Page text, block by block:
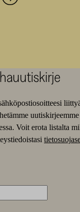
Voit erota listalta